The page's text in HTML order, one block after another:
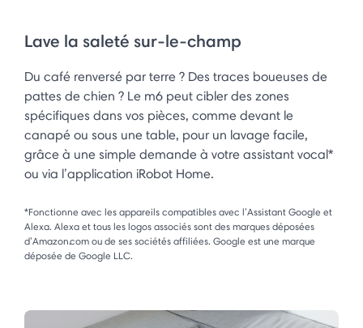
Lave la saleté sur-le-champ
Du café renversé par terre ? Des traces boueuses de
pattes de chien ? Le m6 peut cibler des zones
spécifiques dans vos pièces, comme devant le
canapé ou sous une table, pour un lavage facile,
grâce à une simple demande à votre assistant vocal*
ou via l’application iRobot Home.
*Fonctionne avec les appareils compatibles avec l’Assistant Google et
Alexa. Alexa et tous les logos associés sont des marques déposées
d’Amazon.com ou de ses sociétés affiliées. Google est une marque
déposée de Google LLC.